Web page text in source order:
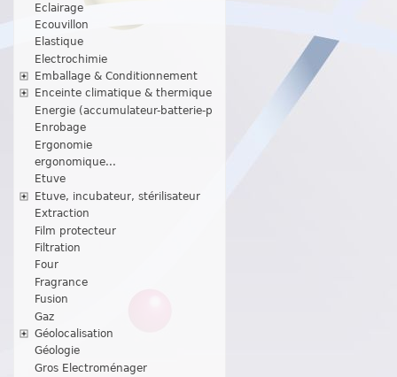
Eclairage
Ecouvillon
Elastique
Electrochimie
Emballage & Conditionnement
Enceinte climatique & thermique
Energie (accumulateur-batterie-p
Enrobage
Ergonomie
ergonomique...
Etuve
Etuve, incubateur, stérilisateur
Extraction
Film protecteur
Filtration
Four
Fragrance
Fusion
Gaz
Géolocalisation
Géologie
Gros Electroménager